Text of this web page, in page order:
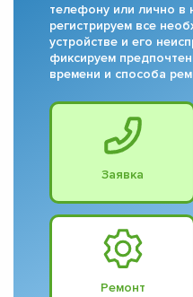
телефону или лично
регистрируем все
устройстве и его
фиксируем
времени и способа
Заявка
Ремонт